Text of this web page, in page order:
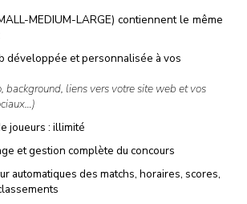
MEDIUM-LARGE) contiennent le même
développée et personnalisée à vos
background, liens vers votre site web et vos
joueurs : illimité
et gestion complète du concours
automatiques des matchs, horaires, scores,